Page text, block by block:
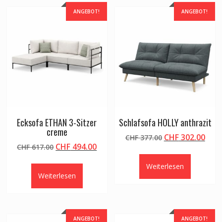
ANGEBOT!
Ecksofa ETHAN 3-Sitzer
creme
CHF617.00 Ursprünglicher
CHF 617.00
CHF 494.00Aktueller
CHF 494.00.
Weiterlesen
ANGEBOT!
Schlafsofa HOLLY anthrazit
CHF377.00 Ursprünglicher
CHF 377.00
CHF302.00
Weiterlesen
ANGEBOT! ANGEBOT!